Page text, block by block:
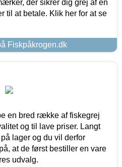
der sikrer dig grej af en
til at betale. Klik her for at se
Fiskpåkrogen.dk
en bred række af fiskegrej
og til lave priser. Langt
lager og du vil derfor
at de først bestiller en vare
udvalg.